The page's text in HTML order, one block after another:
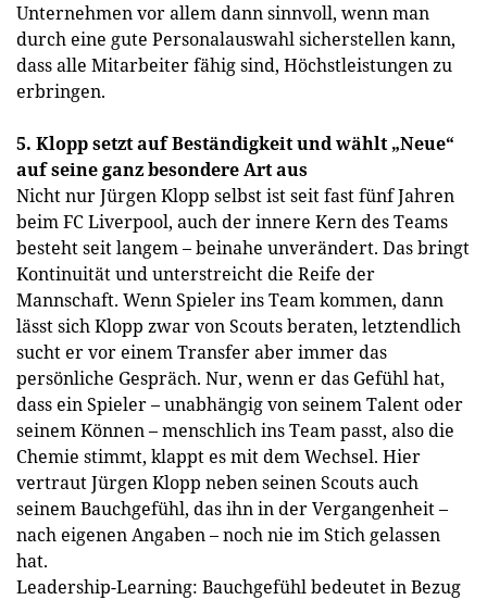
Unternehmen vor allem dann sinnvoll, wenn man
durch eine gute Personalauswahl sicherstellen kann,
dass alle Mitarbeiter fähig sind, Höchstleistungen zu
erbringen.
5. Klopp setzt auf Beständigkeit und wählt „Neue“
auf seine ganz besondere Art aus
Nicht nur Jürgen Klopp selbst ist seit fast fünf Jahren
beim FC Liverpool, auch der innere Kern des Teams
besteht seit langem – beinahe unverändert. Das bringt
Kontinuität und unterstreicht die Reife der
Mannschaft. Wenn Spieler ins Team kommen, dann
lässt sich Klopp zwar von Scouts beraten, letztendlich
sucht er vor einem Transfer aber immer das
persönliche Gespräch. Nur, wenn er das Gefühl hat,
dass ein Spieler – unabhängig von seinem Talent oder
seinem Können – menschlich ins Team passt, also die
Chemie stimmt, klappt es mit dem Wechsel. Hier
vertraut Jürgen Klopp neben seinen Scouts auch
seinem Bauchgefühl, das ihn in der Vergangenheit –
nach eigenen Angaben – noch nie im Stich gelassen
hat.
Leadership-Learning: Bauchgefühl bedeutet in Bezug